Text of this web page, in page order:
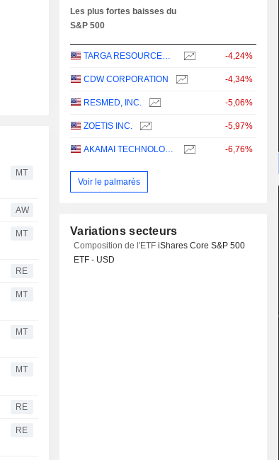
MT
AW
MT
RE
MT
MT
MT
RE
RE
Les plus fortes baisses du
S&P 500
TARGA RESOURCES CORP. -4,24%
CDW CORPORATION -4,34%
RESMED, INC. -5,06%
ZOETIS INC. -5,97%
AKAMAI TECHNOLOGIES, INC. -6,76%
Voir le palmarès
Variations secteurs
Composition de l'ETFiShares Core S&P 500
ETF - USD